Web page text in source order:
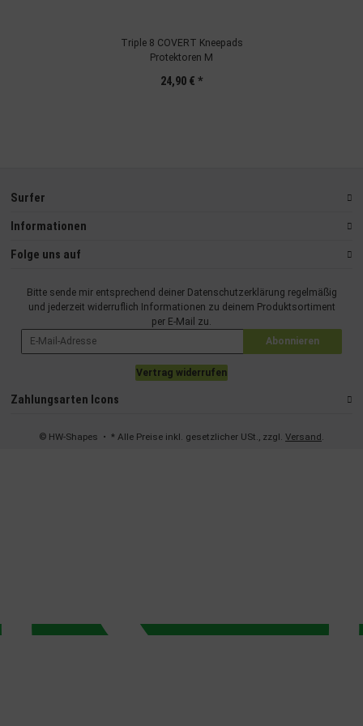
Triple 8 COVERT Kneepads
Protektoren M
24,90 € *
Surfer
Informationen
Folge uns auf
Bitte sende mir entsprechend deiner Datenschutzerklärung regelmäßig
und jederzeit widerruflich Informationen zu deinem Produktsortiment
per E-Mail zu.
Abonnieren
Vertrag widerrufen
Zahlungsarten Icons
© HW-Shapes • * Alle Preise inkl. gesetzlicher USt., zzgl. Versand